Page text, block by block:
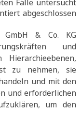
Fälle untersucht
abgeschlossen
GmbH & Co. KG
und
zu nehmen, sie
und mit den
und erforderlichen
um den